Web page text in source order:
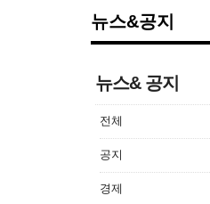
뉴스&공지
뉴스& 공지
전체
공지
경제